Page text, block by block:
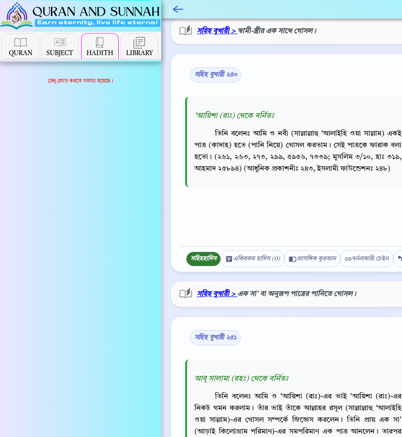
QURAN SUBJECT HADITH LIBRARY
মেনু লোড করতে সমস্যা হয়েছে।
সহিহ বুখারী > স্বামী-স্ত্রীর এক সাথে গোসল।
সহিহ বুখারী ২৫০
'আয়িশা (রাঃ) থেকে বর্নিতঃ
তিনি বলেনঃ আমি ও নবী (সাল্লাল্লাহু ‘আলাইহি ওয়া সাল্লাম) একই
পাত্র (কাদাহ) হতে (পানি নিয়ে) গোসল করতাম। সেই পাত্রকে ফারাক বলা
হতো। (২৬১, ২৬৩, ২৭৩, ২৯৯, ৫৯৫৬, ৭৩৩৯; মুসলিম ৩/১০, হাঃ ৩১৯,
আহমাদ ২৫৮৯৪) (আধুনিক প্রকাশনীঃ ২৪৩, ইসলামী ফাউন্ডেশনঃ ২৪৮)
সহিহহাদিস একিরকম হাদিস (0) প্রাসঙ্গিক কুরআন বর্ননাকারী চেইন
সহিহ বুখারী > এক সা' বা অনুরূপ পাত্রের পানিতে গোসল।
সহিহ বুখারী ২৫১
আবূ সালামা (রহঃ) থেকে বর্নিতঃ
তিনি বলেনঃ আমি ও 'আয়িশা (রাঃ)-এর ভাই 'আয়িশা (রাঃ)-এর
নিকট গমন করলাম। তাঁর ভাই তাঁকে আল্লাহর রসূল (সাল্লাল্লাহু ‘আলাইহি
ওয়া সাল্লাম)-এর গোসল সম্পর্কে জিজ্ঞেস করলেন। তিনি প্রায় এক সা'
(আড়াই কিলোগ্রাম পরিমাণ)-এর সমপরিমাণ এক পাত্র আনলেন। তারপর
Copy